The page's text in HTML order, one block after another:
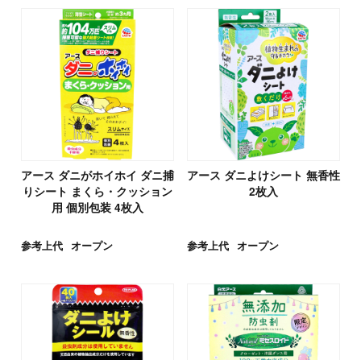
アース ダニがホイホイ ダニ捕
りシート まくら・クッション
用 個別包装 4枚入
参考上代 オープン
アース ダニよけシート 無香性
2枚入
参考上代 オープン